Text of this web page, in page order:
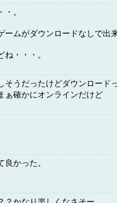
。
ームがダウンロードなしで出
・・・。
そうだったけどダウンロード
ぁ確かにオンラインだけど
かった。